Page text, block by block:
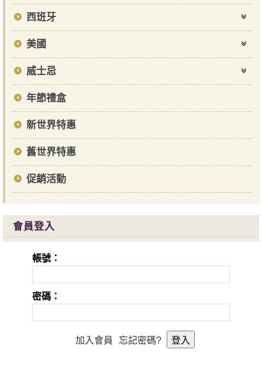
西班牙
美國
威士忌
年節禮盒
新世界特惠
舊世界特惠
促銷活動
會員登入
帳號：
密碼：
加入會員 忘記密碼?